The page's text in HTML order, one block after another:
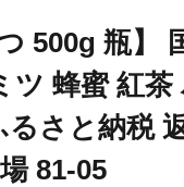
500g 瓶】
ツ 蜂蜜 紅茶
さと納税
81-05